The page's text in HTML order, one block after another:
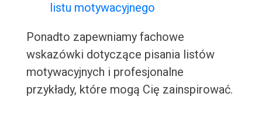
listu motywacyjnego
Ponadto zapewniamy fachowe
wskazówki dotyczące pisania listów
motywacyjnych i profesjonalne
przykłady, które mogą Cię zainspirować.